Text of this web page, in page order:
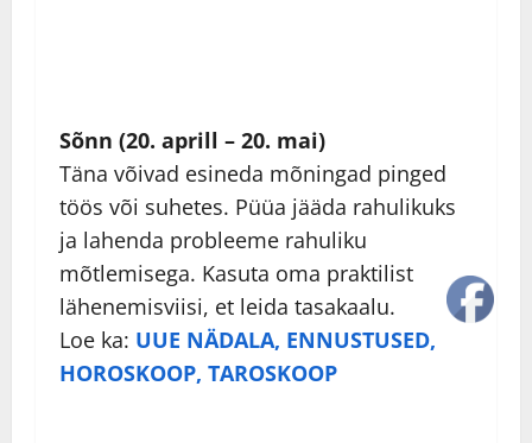
Sõnn (20. aprill – 20. mai)
Täna võivad esineda mõningad pinged
töös või suhetes. Püüa jääda rahulikuks
ja lahenda probleeme rahuliku
mõtlemisega. Kasuta oma praktilist
lähenemisviisi, et leida tasakaalu.
Loe ka: UUE NÄDALA, ENNUSTUSED,
HOROSKOOP, TAROSKOOP